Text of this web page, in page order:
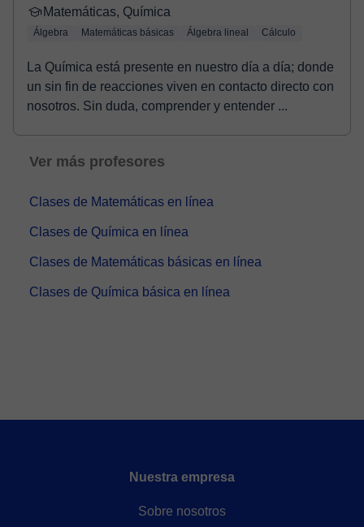
Matemáticas, Química
Álgebra Matemáticas básicas Álgebra lineal Cálculo
La Química está presente en nuestro día a día; donde
un sin fin de reacciones viven en contacto directo con
nosotros. Sin duda, comprender y entender ...
Ver más profesores
Clases de Matemáticas en línea
Clases de Química en línea
Clases de Matemáticas básicas en línea
Clases de Química básica en línea
Nuestra empresa
Sobre nosotros